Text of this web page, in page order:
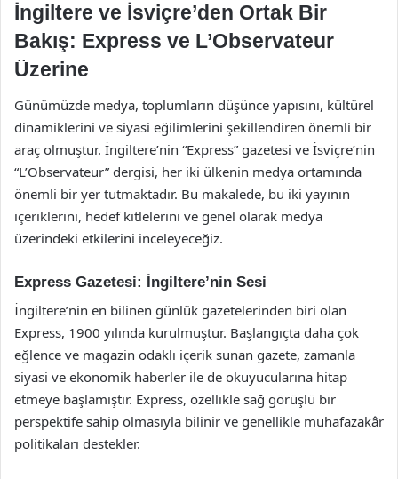
İngiltere ve İsviçre’den Ortak Bir
Bakış: Express ve L’Observateur
Üzerine
Günümüzde medya, toplumların düşünce yapısını, kültürel
dinamiklerini ve siyasi eğilimlerini şekillendiren önemli bir
araç olmuştur. İngiltere’nin “Express” gazetesi ve İsviçre’nin
“L’Observateur” dergisi, her iki ülkenin medya ortamında
önemli bir yer tutmaktadır. Bu makalede, bu iki yayının
içeriklerini, hedef kitlelerini ve genel olarak medya
üzerindeki etkilerini inceleyeceğiz.
Express Gazetesi: İngiltere’nin Sesi
İngiltere’nin en bilinen günlük gazetelerinden biri olan
Express, 1900 yılında kurulmuştur. Başlangıçta daha çok
eğlence ve magazin odaklı içerik sunan gazete, zamanla
siyasi ve ekonomik haberler ile de okuyucularına hitap
etmeye başlamıştır. Express, özellikle sağ görüşlü bir
perspektife sahip olmasıyla bilinir ve genellikle muhafazakâr
politikaları destekler.